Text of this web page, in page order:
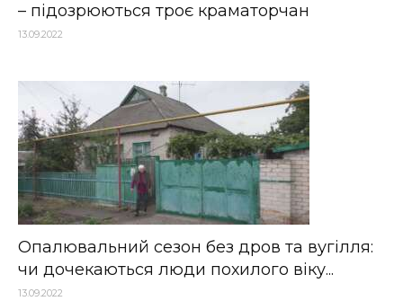
– підозрюються троє краматорчан
13.09.2022
Опалювальний сезон без дров та вугілля:
чи дочекаються люди похилого віку...
13.09.2022